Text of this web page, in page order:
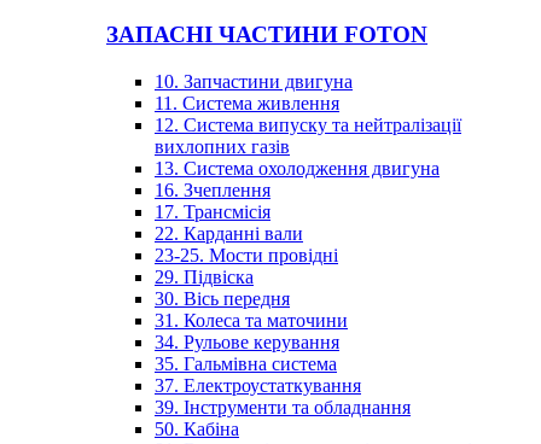
ЗАПАСНІ ЧАСТИНИ FOTON
10. Запчастини двигуна
11. Система живлення
12. Система випуску та нейтралізації
вихлопних газів
13. Система охолодження двигуна
16. Зчеплення
17. Трансмісія
22. Карданні вали
23-25. Мости провідні
29. Підвіска
30. Вісь передня
31. Колеса та маточини
34. Рульове керування
35. Гальмівна система
37. Електроустаткування
39. Інструменти та обладнання
50. Кабіна